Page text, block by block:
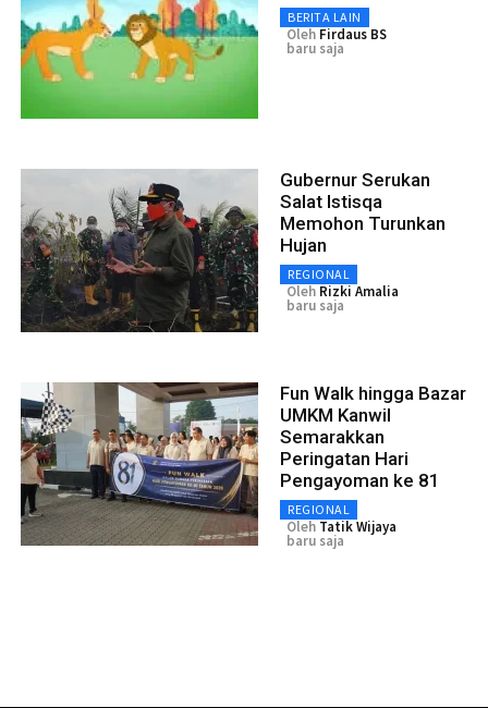
BERITA LAIN
Oleh Firdaus BS
baru saja
Gubernur Serukan
Salat Istisqa
Memohon Turunkan
Hujan
REGIONAL
Oleh Rizki Amalia
baru saja
Fun Walk hingga Bazar
UMKM Kanwil
Semarakkan
Peringatan Hari
Pengayoman ke 81
REGIONAL
Oleh Tatik Wijaya
baru saja